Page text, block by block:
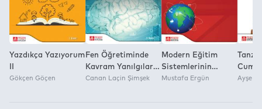
Yazdıkça Yazıyorum
Gökçen Göçen
Fen Öğretiminde
Kavram Yanılgıları
Tespiti ve
Canan Laçin Şimşek
Modern Eğitim
Sistemlerinin
Doğuşu ve Gelişimi
Mustafa Ergün Ayşe